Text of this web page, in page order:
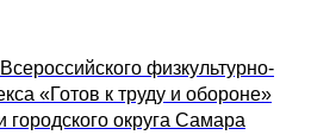
физкультурно-
«Готов к труду и обороне»
городского округа Самара